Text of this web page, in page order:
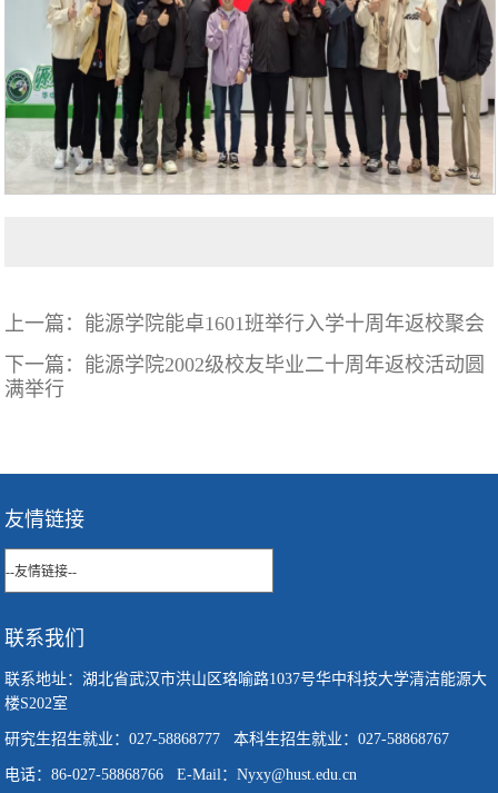
上一篇： 能源学院能卓1601班举行入学十周年返校聚会
下一篇： 能源学院2002级校友毕业二十周年返校活动圆
满举行
友情链接
联系我们
联系地址：湖北省武汉市洪山区珞喻路1037号华中科技大学清洁能源大
楼S202室
研究生招生就业：027-58868777 本科生招生就业：027-58868767
电话：86-027-58868766 E-Mail：Nyxy@hust.edu.cn